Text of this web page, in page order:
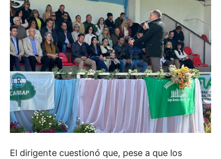
El dirigente cuestionó que, pese a que los